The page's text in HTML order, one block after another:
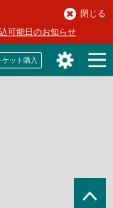
可能日のお知らせ
閉じる
ケット購入